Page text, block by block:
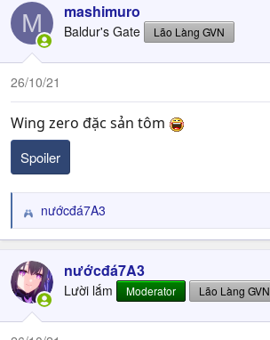
M mashimuro
Baldur's Gate Lão Làng GVN
26/10/21
Wing zero đặc sản tôm
Spoiler
R
e
c
t
i
o
n
nướcđá7A3
nướcđá7A3
Lười lắm Moderator Lão Làng GVN